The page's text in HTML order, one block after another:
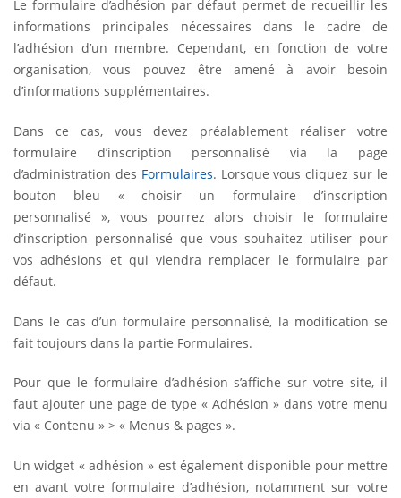
Le formulaire d’adhésion par défaut permet de recueillir les
informations principales nécessaires dans le cadre de
l’adhésion d’un membre. Cependant, en fonction de votre
organisation, vous pouvez être amené à avoir besoin
d’informations supplémentaires.
Dans ce cas, vous devez préalablement réaliser votre
formulaire d’inscription personnalisé via la page
d’administration des Formulaires. Lorsque vous cliquez sur le
bouton bleu « choisir un formulaire d’inscription
personnalisé », vous pourrez alors choisir le formulaire
d’inscription personnalisé que vous souhaitez utiliser pour
vos adhésions et qui viendra remplacer le formulaire par
défaut.
Dans le cas d’un formulaire personnalisé, la modification se
fait toujours dans la partie Formulaires.
Pour que le formulaire d’adhésion s’affiche sur votre site, il
faut ajouter une page de type « Adhésion » dans votre menu
via « Contenu » > « Menus & pages ».
Un widget « adhésion » est également disponible pour mettre
en avant votre formulaire d’adhésion, notamment sur votre